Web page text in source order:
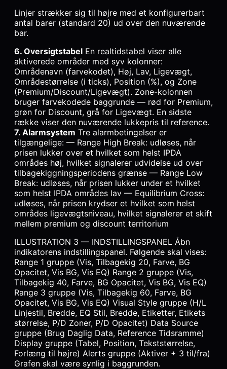
Linjer strækker sig til højre med et konfigurerbart
antal barer (standard 20) ud over den nuværende
bar.
6. Oversigtstabel En realtidstabel viser alle
aktiverede områder med syv kolonner:
Områdenavn (farvekodet), Høj, Lav, Ligevægt,
Områdestørrelse (i ticks), Position (%), og Zone
(Premium/Discount/Ligevægt). Zone-kolonnen
bruger farvekodede baggrunde — rød for Premium,
grøn for Discount, grå for Ligevægt. En sidste
række viser den nuværende lukkepris til reference.
7. Alarmsystem Tre alarmbetingelser er
tilgængelige: — Range High Break: udløses, når
prisen lukker over et hvilket som helst IPDA
områdes høj, hvilket signalerer udvidelse ud over
tilbagekiggningsperiodens grænse — Range Low
Break: udløses, når prisen lukker under et hvilket
som helst IPDA områdes lav — Equilibrium Cross:
udløses, når prisen krydser et hvilket som helst
områdes ligevægtsniveau, hvilket signalerer et skift
mellem premium og discount territorium
ILLUSTRATION 3 — INDSTILLINGSPANEL Åbn
indikatorens indstillingspanel. Følgende skal vises:
Range 1 gruppe (Vis, Tilbagekig 20, Farve, BG
Opacitet, Vis BG, Vis EQ) Range 2 gruppe (Vis,
Tilbagekig 40, Farve, BG Opacitet, Vis BG, Vis EQ)
Range 3 gruppe (Vis, Tilbagekig 60, Farve, BG
Opacitet, Vis BG, Vis EQ) Visual Style gruppe (H/L
Linjestil, Bredde, EQ Stil, Bredde, Etiketter, Etikets
størrelse, P/D Zoner, P/D Opacitet) Data Source
gruppe (Brug Daglig Data, Reference Tidsramme)
Display gruppe (Tabel, Position, Tekststørrelse,
Forlæng til højre) Alerts gruppe (Aktiver + 3 til/fra)
Grafen skal være synlig i baggrunden.